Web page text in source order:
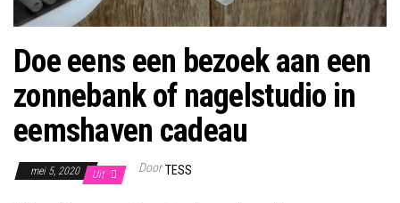
Doe eens een bezoek aan een
zonnebank of nagelstudio in
eemshaven cadeau
mei 5, 2020 Uit Door TESS